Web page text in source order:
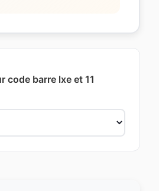
code barre lxe et 11